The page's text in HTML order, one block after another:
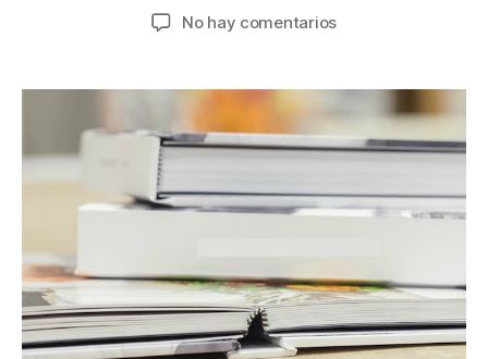
No hay comentariosen
Miguel
de
Cervantes